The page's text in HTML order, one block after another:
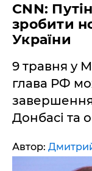
CNN:
зробити
України
9 травня у
глава РФ
Донбасі та
Автор: